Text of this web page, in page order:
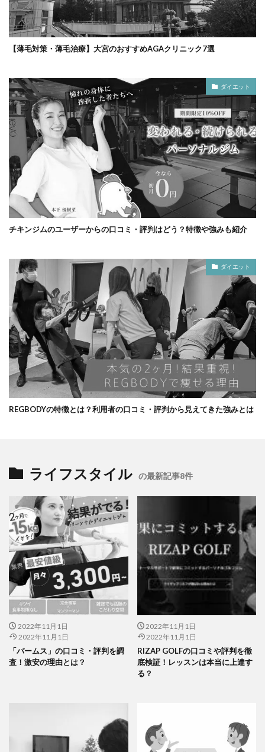
【薄毛対策・薄毛治療】大宮のおすすめAGAクリニック7選
ダイエット
チキンジムのユーザーからの口コミ・評判はどう？特徴や強みも紹介
ダイエット
REGBODYの特徴とは？利用者の口コミ・評判から見えてきた強みとは
ライフスタイル の最新記事8件
2022年11月1日
2022年11月1日
「パームス」の口コミ・評判を調
査！激安の理由とは？
2022年11月1日
2022年11月1日
RIZAP GOLFの口コミや評判を徹
底検証！レッスンは本当に上達す
る？